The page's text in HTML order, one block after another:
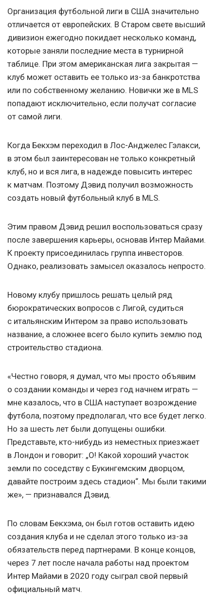
Организация футбольной лиги в США значительно
отличается от европейских. В Старом свете высший
дивизион ежегодно покидает несколько команд,
которые заняли последние места в турнирной
таблице. При этом американская лига закрытая —
клуб может оставить ее только из-за банкротства
или по собственному желанию. Новички же в MLS
попадают исключительно, если получат согласие
от самой лиги.
Когда Бекхэм переходил в Лос-Анджелес Гэлакси,
в этом был заинтересован не только конкретный
клуб, но и вся лига, в надежде повысить интерес
к матчам. Поэтому Дэвид получил возможность
создать новый футбольный клуб в MLS.
Этим правом Дэвид решил воспользоваться сразу
после завершения карьеры, основав Интер Майами.
К проекту присоединилась группа инвесторов.
Однако, реализовать замысел оказалось непросто.
Новому клубу пришлось решать целый ряд
бюрократических вопросов с Лигой, судиться
с итальянским Интером за право использовать
название, а сложнее всего было купить землю под
строительство стадиона.
«Честно говоря, я думал, что мы просто объявим
о создании команды и через год начнем играть —
мне казалось, что в США наступает возрождение
футбола, поэтому предполагал, что все будет легко.
Но за шесть лет были допущены ошибки.
Представьте, кто-нибудь из неместных приезжает
в Лондон и говорит: „О! Какой хороший участок
земли по соседству с Букингемским дворцом,
давайте построим здесь стадион“. Мы были такими
же», — признавался Дэвид.
По словам Бекхэма, он был готов оставить идею
создания клуба и не сделал этого только из-за
обязательств перед партнерами. В конце концов,
через 7 лет после начала работы над проектом
Интер Майами в 2020 году сыграл свой первый
официальный матч.